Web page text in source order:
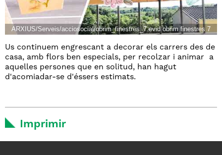
ARXIUS/Serveis/acciosocial/obrim_finestres_7.evid obrim finestres 7
Us continuem engrescant a decorar els carrers des de
casa, amb flors ben especials, per recolzar i animar a
aquelles persones que en solitud, han hagut
d'acomiadar-se d'éssers estimats.
Imprimir